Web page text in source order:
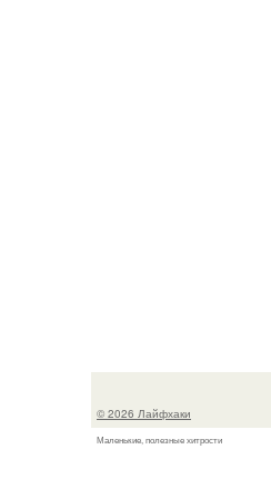
© 2026 Лайфхаки
Маленькие, полезные хитрости